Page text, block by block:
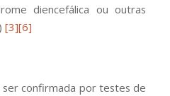
diencefálica ou outras
[3][6]
confirmada por testes de